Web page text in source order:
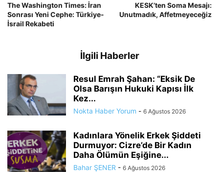
The Washington Times: İran
Sonrası Yeni Cephe: Türkiye-
İsrail Rekabeti
KESK’ten Soma Mesajı:
Unutmadık, Affetmeyeceğiz
İlgili Haberler
Resul Emrah Şahan: “Eksik De
Olsa Barışın Hukuki Kapısı İlk
Kez...
Nokta Haber Yorum - 6 Ağustos 2026
Kadınlara Yönelik Erkek Şiddeti
Durmuyor: Cizre’de Bir Kadın
Daha Ölümün Eşiğine...
Bahar ŞENER - 6 Ağustos 2026